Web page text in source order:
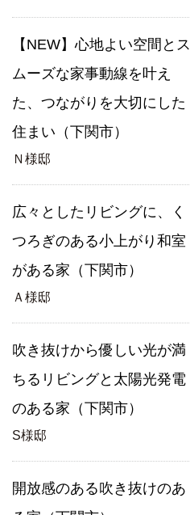
【NEW】心地よい空間とス
ムーズな家事動線を叶え
た、つながりを大切にした
住まい（下関市）
Ｎ様邸
広々としたリビングに、く
つろぎのある小上がり和室
がある家（下関市）
Ａ様邸
吹き抜けから優しい光が満
ちるリビングと太陽光発電
のある家（下関市）
S様邸
開放感のある吹き抜けのあ